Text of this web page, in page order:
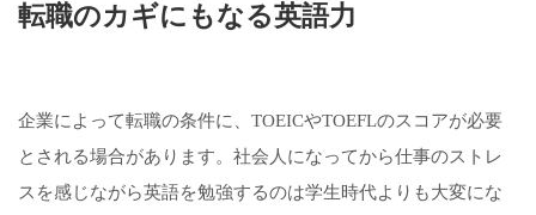
転職のカギにもなる英語力
企業によって転職の条件に、TOEICやTOEFLのスコアが必要
とされる場合があります。社会人になってから仕事のストレ
スを感じながら英語を勉強するのは学生時代よりも大変にな